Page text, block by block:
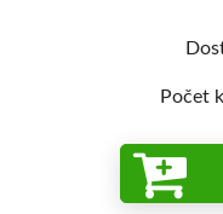
Počet